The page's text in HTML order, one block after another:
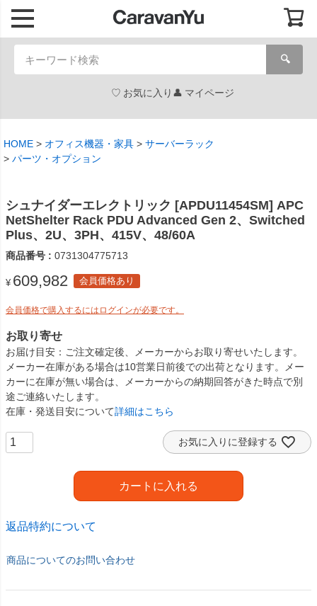
🔍
お気に入り マイページ
HOME オフィス機器・家具
サーバーラック
パーツ・オプション
シュナイダーエレクトリック [APDU11454SM] APC
NetShelter Rack PDU Advanced Gen 2、Switched
Plus、2U、3PH、415V、48/60A
商品番号 0731304775713
¥ 609,982 会員価格あり
会員価格で購入するにはログインが必要です。
お取り寄せ
お届け目安
ご注文確定後、メーカーからお取り寄せいたします。
メーカー在庫がある場合は10営業日前後での出荷となります。メー
カーに在庫が無い場合は、メーカーからの納期回答がきた時点で別
途ご連絡いたします。
在庫・発送目安について詳細はこちら
お気に入りに登録する
カートに入れる
返品特約について
商品についてのお問い合わせ